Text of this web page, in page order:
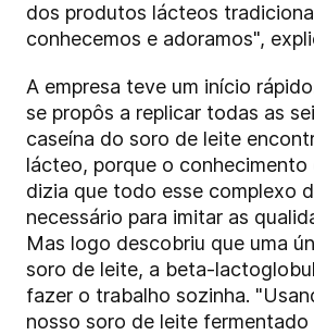
dos produtos lácteos
conhecemos e adoramos",
A empresa teve um início
se propôs a replicar todas as
caseína do soro de leite
lácteo, porque o conhecimento
dizia que todo esse complexo
necessário para imitar as
Mas logo descobriu que uma
soro de leite, a beta-
fazer o trabalho sozinha.
nosso soro de leite fermentado